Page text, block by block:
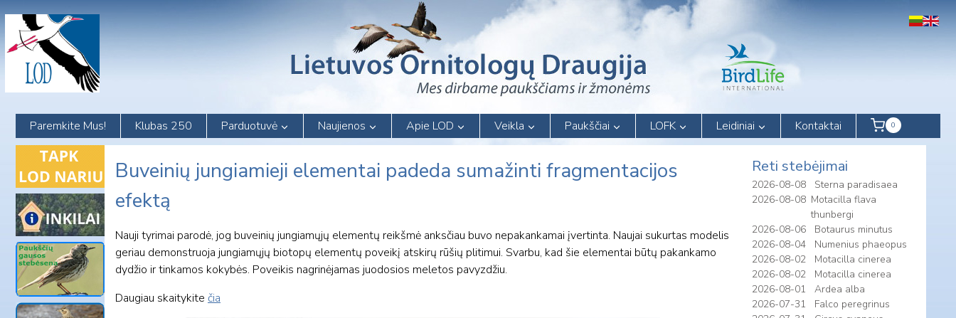
content
Paremkite Mus! Klubas 250 Parduotuvė Naujienos Apie LOD Veikla Paukščiai LOFK Leidiniai Kontaktai 0
Buveinių jungiamieji elementai padeda sumažinti fragmentacijos
efektą
Nauji tyrimai parodė, jog buveinių jungiamųjų elementų reikšmė anksčiau buvo nepakankamai įvertinta. Naujai sukurtas modelis
geriau demonstruoja jungiamųjų biotopų elementų poveikį atskirų rūšių plitimui. Svarbu, kad šie elementai būtų pakankamo
dydžio ir tinkamos kokybės. Poveikis nagrinėjamas juodosios meletos pavyzdžiu.
Daugiau skaitykite čia
Reti stebėjimai
2026-08-08
Sterna paradisaea
2026-08-08 Motacilla flava
thunbergi
2026-08-06
Botaurus minutus
2026-08-04
Numenius phaeopus
2026-08-02
Motacilla cinerea
2026-08-02
Motacilla cinerea
2026-08-01
Ardea alba
2026-07-31
Falco peregrinus